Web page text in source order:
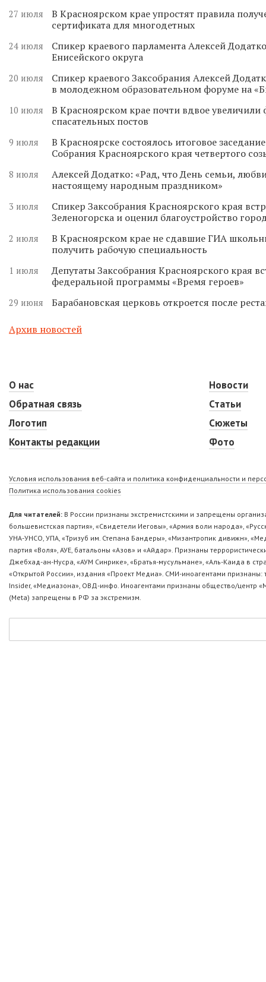
27 июля
В Красноярском крае упростят правила
сертификата для многодетных
24 июля
Спикер краевого парламента Алексей
Енисейского округа
20 июля
Спикер краевого Заксобрания Алексей
в молодежном образовательном форуме на
10 июля
В Красноярском крае почти вдвое
спасательных постов
9 июля
В Красноярске состоялось итоговое
Собрания Красноярского края четвертого
8 июля
Алексей Додатко: «Рад, что День семьи,
настоящему народным праздником»
3 июля
Спикер Заксобрания Красноярского края
Зеленогорска и оценил благоустройство
2 июля
В Красноярском крае не сдавшие ГИА
получить рабочую специальность
1 июля
Депутаты Заксобрания Красноярского края
федеральной программы «Время героев»
29 июня Барабановская церковь откроется после
Архив новостей
О нас
Обратная связь
Логотип
Контакты редакции
Новости
Статьи
Сюжеты
Фото
Условия использования веб-сайта и политика конфиденциальности и
Политика использования cookies
Для читателей: В России признаны экстремистскими и запрещены
большевистская партия», «Свидетели Иеговы», «Армия воли народа»,
УНА-УНСО, УПА, «Тризуб им. Степана Бандеры», «Мизантропик дивижн»,
партия «Воля», АУЕ, батальоны «Азов» и «Айдар». Признаны
Джебхад-ан-Нусра, «АУМ Синрике», «Братья-мусульмане», «Аль-Каида в
«Открытой России», издания «Проект Медиа». СМИ-иноагентами
Insider, «Медиазона», ОВД-инфо. Иноагентами признаны общество/центр
(Metа) запрещены в РФ за экстремизм.